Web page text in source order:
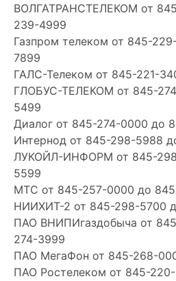
ВОЛГАТРАНСТЕЛЕКОМ от
239-4999
Газпром телеком от 845-
7899
ГАЛС-Телеком от 845-221-
ГЛОБУС-ТЕЛЕКОМ от 845-
5499
Диалог от 845-274-0000 до
Интернод от 845-298-5988
ЛУКОЙЛ-ИНФОРМ от 845-
5599
МТС от 845-257-0000 до
НИИХИТ-2 от 845-298-5700
ПАО ВНИПИгаздобыча от
274-3999
ПАО МегаФон от 845-268-
ПАО Ростелеком от 845-